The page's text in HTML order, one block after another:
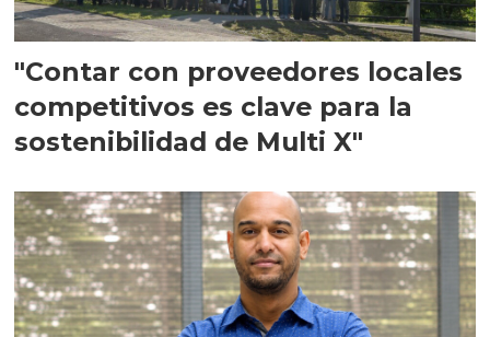
"Contar con proveedores locales
competitivos es clave para la
sostenibilidad de Multi X"